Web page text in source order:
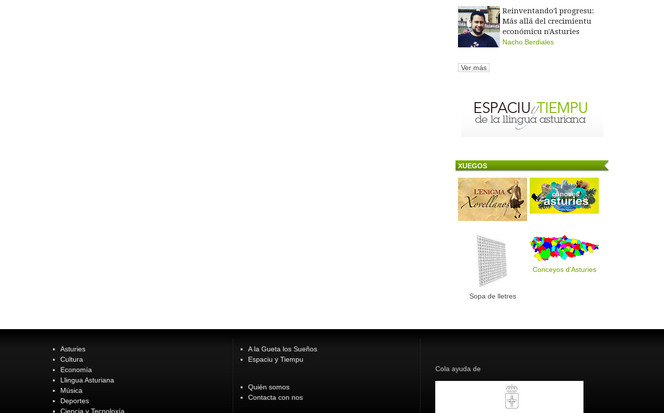
Reinventando'l progresu:
Más allá del crecimientu
económicu n'Asturies
Nacho Berdiales
Ver más
XUEGOS
Sopa de lletres
Conceyos d'Asturies
Asturies
Cultura
Economía
Llingua Asturiana
Música
Deportes
Ciencia y Tecnoloxía
A la Gueta los Sueños
Espaciu y Tiempu
Quién somos
Contacta con nos
Cola ayuda de